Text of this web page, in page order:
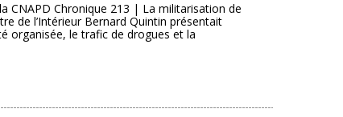
CNAPD Chronique 213 | La militarisation de
de l’Intérieur Bernard Quintin présentait
organisée, le trafic de drogues et la